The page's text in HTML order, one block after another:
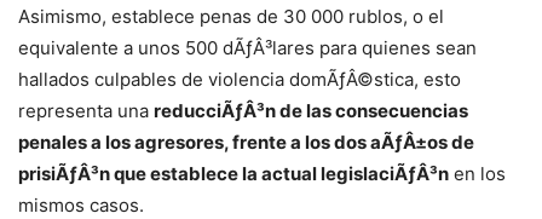
Asimismo, establece penas de 30 000 rublos, o el
equivalente a unos 500 dÃƒÂ³lares para quienes sean
hallados culpables de violencia domÃƒÂ©stica, esto
representa una reducciÃƒÂ³n de las consecuencias
penales a los agresores, frente a los dos aÃƒÂ±os de
prisiÃƒÂ³n que establece la actual legislaciÃƒÂ³n en los
mismos casos.